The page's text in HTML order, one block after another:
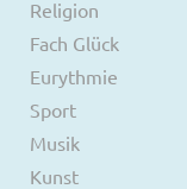
Religion
Fach Glück
Eurythmie
Sport
Musik
Kunst